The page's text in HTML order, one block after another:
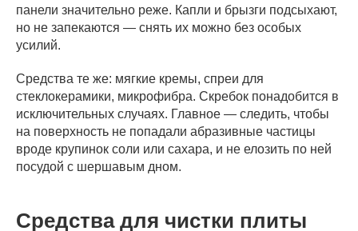
панели значительно реже. Капли и брызги подсыхают,
но не запекаются — снять их можно без особых
усилий.
Средства те же: мягкие кремы, спреи для
стеклокерамики, микрофибра. Скребок понадобится в
исключительных случаях. Главное — следить, чтобы
на поверхность не попадали абразивные частицы
вроде крупинок соли или сахара, и не елозить по ней
посудой с шершавым дном.
Средства для чистки плиты